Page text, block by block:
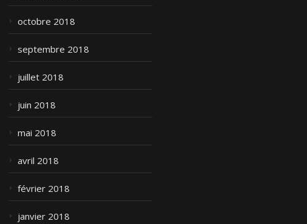
octobre 2018
septembre 2018
juillet 2018
juin 2018
mai 2018
avril 2018
février 2018
janvier 2018